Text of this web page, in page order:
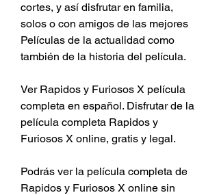
cortes, y así disfrutar en familia,
solos o con amigos de las mejores
Películas de la actualidad como
también de la historia del película.
Ver Rapidos y Furiosos X película
completa en español. Disfrutar de la
película completa Rapidos y
Furiosos X online, gratis y legal.
Podrás ver la película completa de
Rapidos y Furiosos X online sin